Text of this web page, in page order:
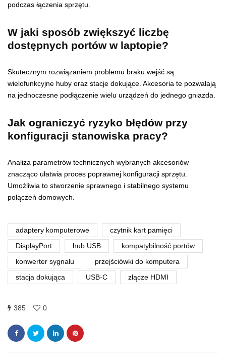
podczas łączenia sprzętu.
W jaki sposób zwiększyć liczbę
dostępnych portów w laptopie?
Skutecznym rozwiązaniem problemu braku wejść są
wielofunkcyjne huby oraz stacje dokujące. Akcesoria te pozwalają
na jednoczesne podłączenie wielu urządzeń do jednego gniazda.
Jak ograniczyć ryzyko błędów przy
konfiguracji stanowiska pracy?
Analiza parametrów technicznych wybranych akcesoriów
znacząco ułatwia proces poprawnej konfiguracji sprzętu.
Umożliwia to stworzenie sprawnego i stabilnego systemu
połączeń domowych.
adaptery komputerowe czytnik kart pamięci
DisplayPort hub USB kompatybilność portów
konwerter sygnału przejściówki do komputera
stacja dokująca USB-C złącze HDMI
385 0